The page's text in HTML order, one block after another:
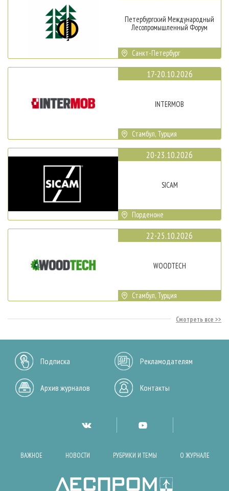
Петербургский Международный
Лесопромышленный Форум
Санкт-Петербург
17-20.10.2026
INTERMOB
Стамбул, Турция
20-23.10.2026
SICAM
Порденоне
22-25.10.2026
WOODTECH
Стамбул, Турция
Смотреть все
Подписка Рекламодателям
Архив журналов Контакты
ВАЖНОЕ НОВОСТИ РУБРИКИ И ТЕМЫ О ЖУРНАЛЕ